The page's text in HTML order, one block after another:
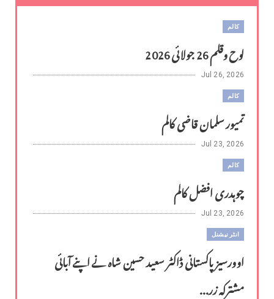
کالم
لوح وقلم 26 جولائی 2026
Jul 26, 2026
کالم
تمیور سلمان قاضی کالم
Jul 23, 2026
کالم
چوہدری افضل کالم
Jul 23, 2026
انٹر نیشنل
اوورسیز پاکستانی ڈاکٹر سعید حسین شاہ نے اپنے آبائی
مشترکہ زر...